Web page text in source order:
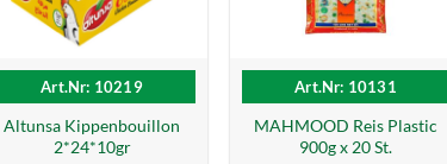
Art.Nr: 10219
Altunsa Kippenbouillon
2*24*10gr
Art.Nr: 10131
MAHMOOD Reis Plastic
900g x 20 St.